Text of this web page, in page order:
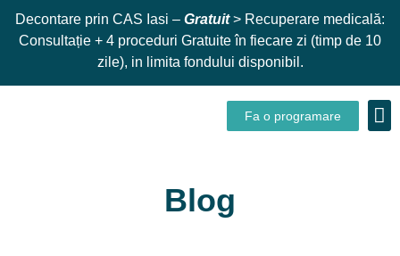
Decontare prin CAS Iasi – Gratuit> Recuperare medicală:
Consultație + 4 proceduri Gratuite în fiecare zi (timp de 10
zile), in limita fondului disponibil.
Fa o programare
Blog